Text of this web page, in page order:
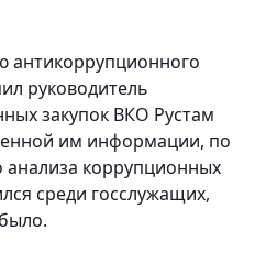
антикоррупционного
руководитель
закупок ВКО Рустам
им информации, по
анализа коррупционных
среди госслужащих,